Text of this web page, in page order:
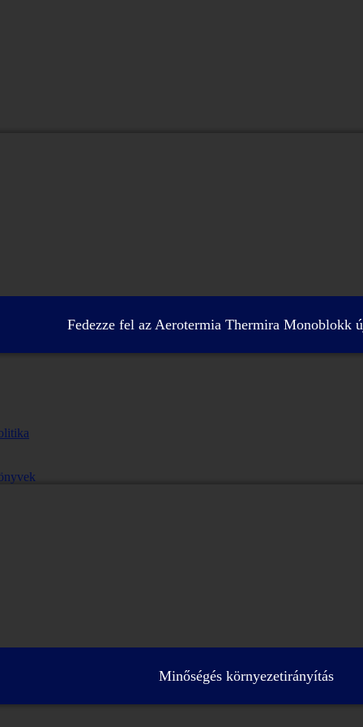
Fedezze fel az Aerotermia Thermira Monoblokk
Minőségés környezetirányítás